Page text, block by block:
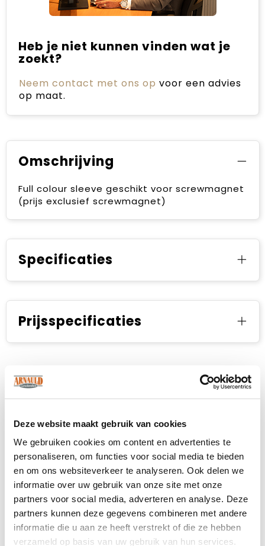
Deze website maakt gebruik van cookies
We gebruiken cookies om content en advertenties te
personaliseren, om functies voor social media te bieden
en om ons websiteverkeer te analyseren. Ook delen we
informatie over uw gebruik van onze site met onze
partners voor social media, adverteren en analyse. Deze
partners kunnen deze gegevens combineren met andere
informatie die u aan ze heeft verstrekt of die ze hebben
verzameld op basis van uw gebruik van hun services.
Heb je niet kunnen vinden wat je
zoekt?
Neem contact met ons op voor een advies
op maat.
Omschrijving
Full colour sleeve geschikt voor screwmagnet
(prijs exclusief screwmagnet)
Specificaties
Prijsspecificaties